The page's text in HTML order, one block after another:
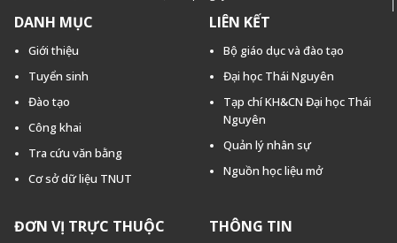
DANH MỤC
Giới thiệu
Tuyển sinh
Đào tạo
Công khai
Tra cứu văn bằng
Cơ sở dữ liệu TNUT
LIÊN KẾT
Bộ giáo dục và đào tạo
Đại học Thái Nguyên
Tạp chí KH&CN Đại học Thái
Nguyên
Quản lý nhân sự
Nguồn học liệu mở
ĐƠN VỊ TRỰC THUỘC THÔNG TIN